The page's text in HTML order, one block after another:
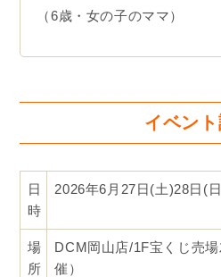
（6歳・女の子のママ）
イベン
日
時
2026年6月27日(土)28日(
場
所
DCM岡山店/1F宝くじ売
催）